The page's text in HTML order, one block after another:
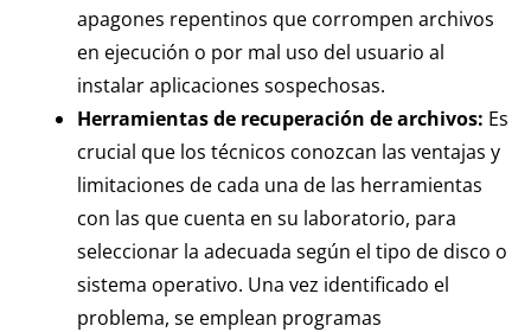
apagones repentinos que corrompen archivos
en ejecución o por mal uso del usuario al
instalar aplicaciones sospechosas.
Herramientas de recuperación de archivos: Es
crucial que los técnicos conozcan las ventajas y
limitaciones de cada una de las herramientas
con las que cuenta en su laboratorio, para
seleccionar la adecuada según el tipo de disco o
sistema operativo. Una vez identificado el
problema, se emplean programas